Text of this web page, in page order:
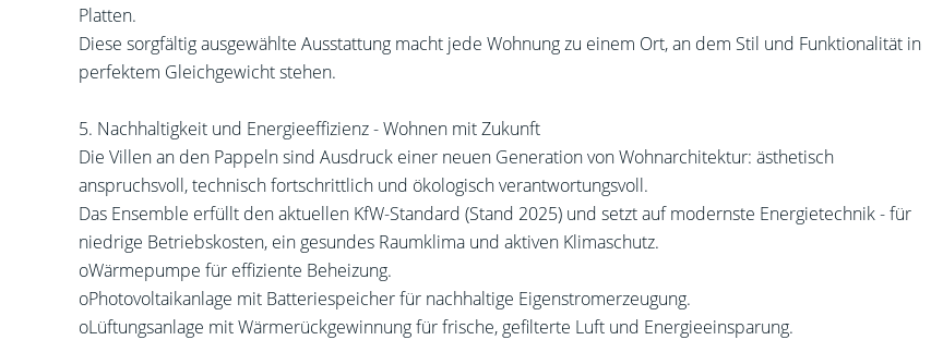
Platten.
Diese sorgfältig ausgewählte Ausstattung macht jede Wohnung zu einem Ort, an dem Stil und Funktionalität in
perfektem Gleichgewicht stehen.
5. Nachhaltigkeit und Energieeffizienz - Wohnen mit Zukunft
Die Villen an den Pappeln sind Ausdruck einer neuen Generation von Wohnarchitektur: ästhetisch
anspruchsvoll, technisch fortschrittlich und ökologisch verantwortungsvoll.
Das Ensemble erfüllt den aktuellen KfW-Standard (Stand 2025) und setzt auf modernste Energietechnik - für
niedrige Betriebskosten, ein gesundes Raumklima und aktiven Klimaschutz.
oWärmepumpe für effiziente Beheizung.
oPhotovoltaikanlage mit Batteriespeicher für nachhaltige Eigenstromerzeugung.
oLüftungsanlage mit Wärmerückgewinnung für frische, gefilterte Luft und Energieeinsparung.